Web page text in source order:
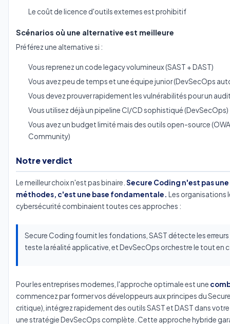
Le coût de licence d'outils externes est prohibitif
Scénarios où une alternative est meilleure
Préférez une alternative si :
Vous reprenez un code legacy volumineux (SAST + DAST)
Vous avez peu de temps et une équipe junior (DevSecOps
Vous devez prouver rapidement les vulnérabilités pour un
Vous utilisez déjà un pipeline CI/CD sophistiqué (DevSecOps)
Vous avez un budget limité mais des outils open-source
Community)
Notre verdict
Le meilleur choix n'est pas binaire. Secure Coding n'est pas
méthodes, c'est une base fondamentale. Les organisations
cybersécurité combinaient toutes ces approches :
Secure Coding fournit les fondations, SAST détecte les
teste la réalité applicative, et DevSecOps orchestre le tout en
Pour les entreprises modernes, l'approche optimale est une
commencez par former vos développeurs aux principes du
critique), intégrez rapidement des outils SAST et DAST dans
une stratégie DevSecOps complète. Cette approche hybride